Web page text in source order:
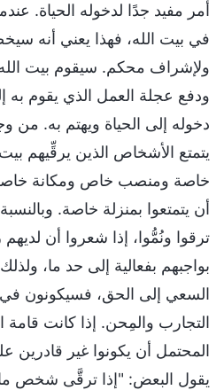
أمر مفيد جدًا لدخوله الحياة.
في بيت الله، فهذا يعني أنه
ولإشراف محكم. سيقوم بيت الله
ودفع عجلة العمل الذي يقوم به
دخوله إلى الحياة ويهتم به. من
يتمتع الأشخاص الذين يرقِّيهم بيت
خاصة ومنصب خاص ومكانة خاصة؟
أن يتمتعوا بمنزلة خاصة.
ترقوا ونُمُّوا، إذا شعروا أن
بواجبهم بفعالية إلى حد ما،
السعي إلى الحق، فسيكونون
التجارب والمِحن. إذا كانت
المحتمل أن يكونوا غير قادرين
يقول البعض: "إذا ترقَّى شخص ما